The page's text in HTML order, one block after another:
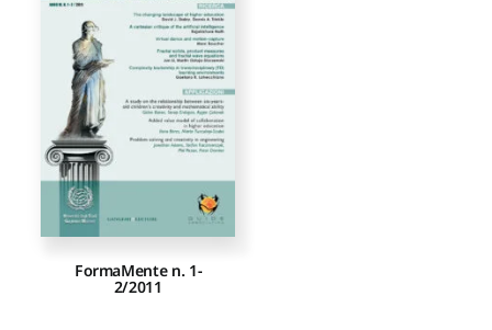
Proposte di pubblicazione
Gangemi Editore
Newsletter
FormaMente n. 1-
2/2011